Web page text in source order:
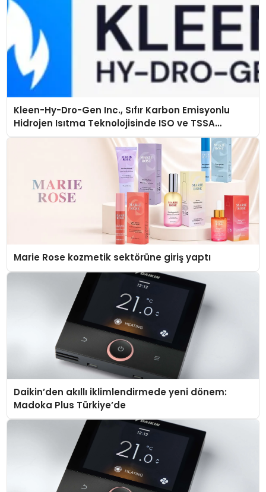
Kleen-Hy-Dro-Gen Inc., Sıfır Karbon Emisyonlu
Hidrojen Isıtma Teknolojisinde ISO ve TSSA
Düzenleyici Onaylarını Aldı
Marie Rose kozmetik sektörüne giriş yaptı
Daikin’den akıllı iklimlendirmede yeni dönem:
Madoka Plus Türkiye’de